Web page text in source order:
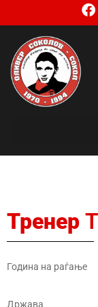
Тренер
Година на раѓање
Држава